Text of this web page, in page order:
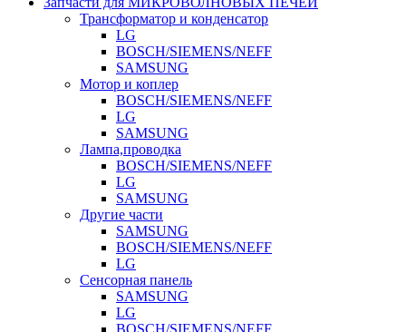
Трансформатор и конденсатор
LG
BOSCH/SIEMENS/NEFF
SAMSUNG
Мотор и коплер
BOSCH/SIEMENS/NEFF
LG
SAMSUNG
Лампа,проводка
BOSCH/SIEMENS/NEFF
LG
SAMSUNG
Другие части
SAMSUNG
BOSCH/SIEMENS/NEFF
LG
Сенсорная панель
SAMSUNG
LG
BOSCH/SIEMENS/NEFF